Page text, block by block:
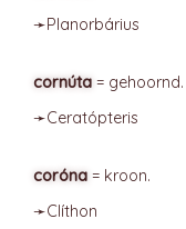
➛Planorbárius
cornúta = gehoornd.
➛Ceratópteris
coróna = kroon.
➛Clíthon